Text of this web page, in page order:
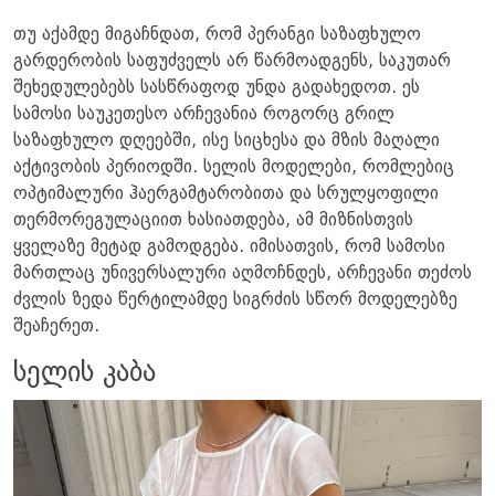
თუ აქამდე მიგაჩნდათ, რომ პერანგი საზაფხულო
გარდერობის საფუძველს არ წარმოადგენს, საკუთარ
შეხედულებებს სასწრაფოდ უნდა გადახედოთ. ეს
სამოსი საუკეთესო არჩევანია როგორც გრილ
საზაფხულო დღეებში, ისე სიცხესა და მზის მაღალი
აქტივობის პერიოდში. სელის მოდელები, რომლებიც
ოპტიმალური ჰაერგამტარობითა და სრულყოფილი
თერმორეგულაციით ხასიათდება, ამ მიზნისთვის
ყველაზე მეტად გამოდგება. იმისათვის, რომ სამოსი
მართლაც უნივერსალური აღმოჩნდეს, არჩევანი თეძოს
ძვლის ზედა წერტილამდე სიგრძის სწორ მოდელებზე
შეაჩერეთ.
სელის კაბა